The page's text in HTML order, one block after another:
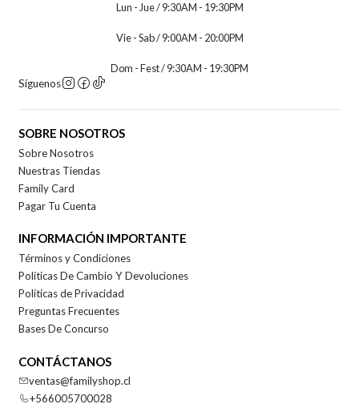
Lun - Jue / 9:30AM - 19:30PM
Vie - Sab / 9:00AM - 20:00PM
Dom - Fest / 9:30AM - 19:30PM
Síguenos
SOBRE NOSOTROS
Sobre Nosotros
Nuestras Tiendas
Family Card
Pagar Tu Cuenta
INFORMACIÓN IMPORTANTE
Términos y Condiciones
Políticas De Cambio Y Devoluciones
Políticas de Privacidad
Preguntas Frecuentes
Bases De Concurso
CONTÁCTANOS
ventas@familyshop.cl
+566005700028